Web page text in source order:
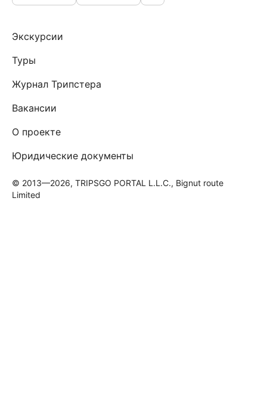
Экскурсии
Туры
Журнал Трипстера
Вакансии
О проекте
Юридические документы
© 2013—2026, TRIPSGO PORTAL L.L.C., Bignut route
Limited